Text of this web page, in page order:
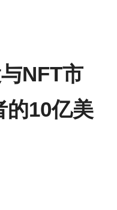
NFT市
的10亿美